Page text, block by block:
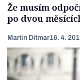
Že musím
po dvou
Martin Ditmar16. 4.